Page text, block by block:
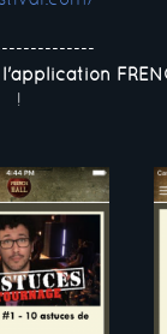
l'application
!